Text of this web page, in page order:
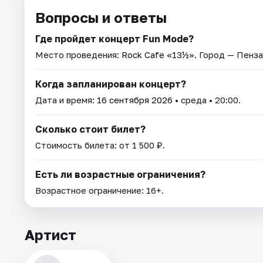
Вопросы и ответы
Где пройдет концерт Fun Mode?
Место проведения: Rock Cafe «13½». Город —
Когда запланирован концерт?
Дата и время: 16 сентября 2026 • среда • 20:00.
Сколько стоит билет?
Стоимость билета: от 1 500 ₽.
Есть ли возрастные ограничения?
Возрастное ограничение: 16+.
Артист